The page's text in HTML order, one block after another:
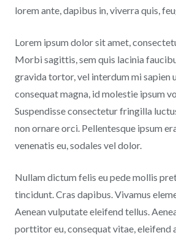
lorem ante, dapibus in, viverra quis,
Lorem ipsum dolor sit amet,
Morbi sagittis, sem quis lacinia
gravida tortor, vel interdum mi sapien
consequat magna, id molestie ipsum
Suspendisse consectetur fringilla
non ornare orci. Pellentesque ipsum
venenatis eu, sodales vel dolor.
Nullam dictum felis eu pede mollis
tincidunt. Cras dapibus. Vivamus
Aenean vulputate eleifend tellus.
porttitor eu, consequat vitae, eleifend